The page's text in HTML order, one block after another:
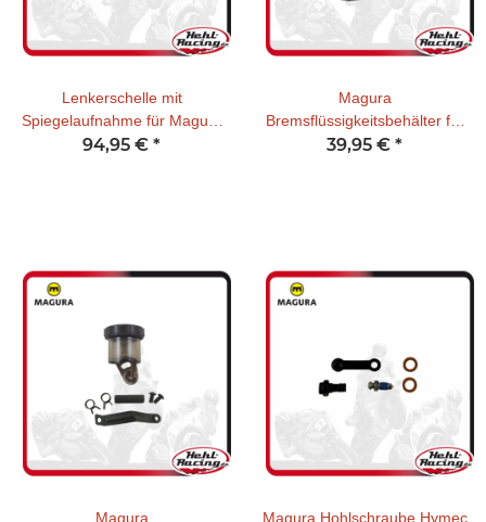
Lenkerschelle mit
Spiegelaufnahme für Magura
HC3 Brems- &
94,95 € *
Magura
Bremsflüssigkeitsbehälter für
Magura HC3 36ml inkl.
39,95 € *
Magura Magura Hohlschraube Hymec